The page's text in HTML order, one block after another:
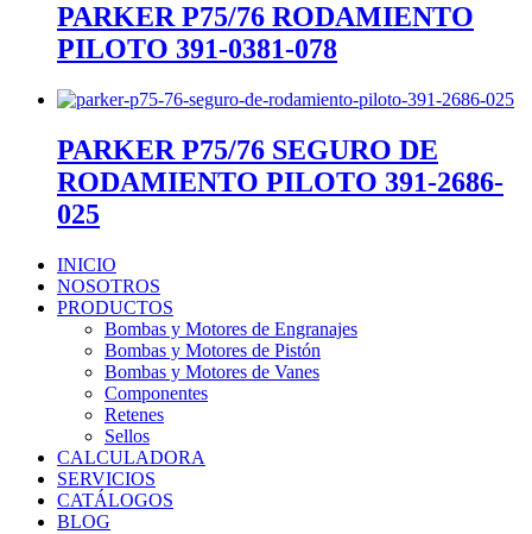
PARKER P75/76 RODAMIENTO
PILOTO 391-0381-078
PARKER P75/76 SEGURO DE
RODAMIENTO PILOTO 391-2686-
025
INICIO
NOSOTROS
PRODUCTOS
Bombas y Motores de Engranajes
Bombas y Motores de Pistón
Bombas y Motores de Vanes
Componentes
Retenes
Sellos
CALCULADORA
SERVICIOS
CATÁLOGOS
BLOG